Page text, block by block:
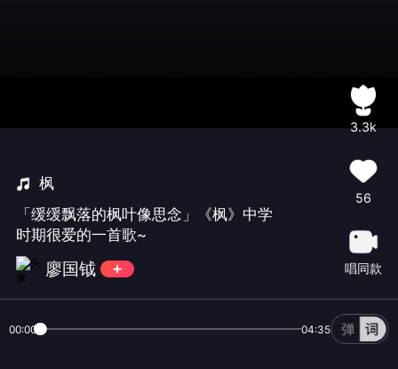
枫
「缓缓飘落的枫叶像思念」《枫》中学
时期很爱的一首歌~
廖国钺
3.3k
56
唱同款
00:00 04:35